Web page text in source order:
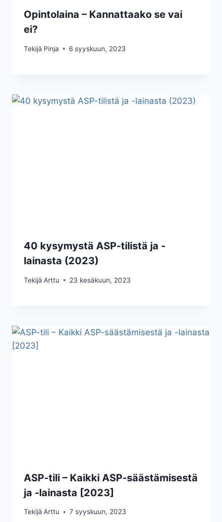
Opintolaina – Kannattaako se vai
ei?
Tekijä Pinja 6 syyskuun, 2023
40 kysymystä ASP-tilistä ja -
lainasta (2023)
Tekijä Arttu 23 kesäkuun, 2023
ASP-tili – Kaikki ASP-säästämisestä
ja -lainasta [2023]
Tekijä Arttu 7 syyskuun, 2023